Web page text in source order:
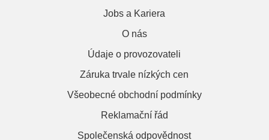
Jobs a Kariera
O nás
Údaje o provozovateli
Záruka trvale nízkých cen
Všeobecné obchodní podmínky
Reklamační řád
Společenská odpovědnost